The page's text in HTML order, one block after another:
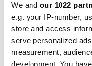
We and our 1022
e.g. your IP-number,
store and access
serve personalized
measurement,
development. You
installato sulla
Omologazione
Made in Italy 100%.
Garanzia 2 anni.